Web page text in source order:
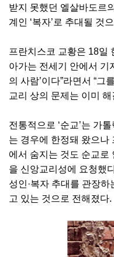
받지 못했던 엘살바도르
계인 ‘복자’로 추대될 것
프란치스코 교황은 18일
아가는 전세기 안에서 기
의 사람’이다”라면서 “그
교리 상의 문제는 이미 해
전통적으로 ‘순교’는 가
는 경우에 한정돼 왔으나
에서 숨지는 것도 순교로
을 신앙교리성에 요청했
성인·복자 추대를 관장
고 있는 것으로 전해졌다.